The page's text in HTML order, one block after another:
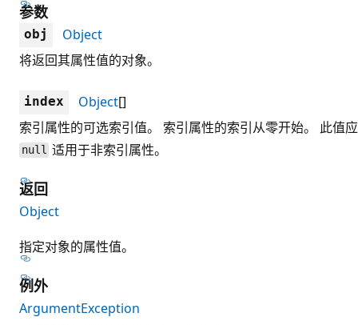
参数
obj
Object
将返回其属性值的对象。
index Object[]
索引属性的可选索引值。 索引属性的索引从零开始。 此值应
null 适用于非索引属性。
返回
Object
指定对象的属性值。
例外
ArgumentException